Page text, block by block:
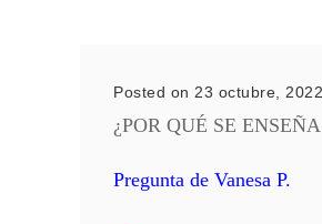
Posted on 23 octubre, 2022
¿POR QUÉ SE
Pregunta de Vanesa P.